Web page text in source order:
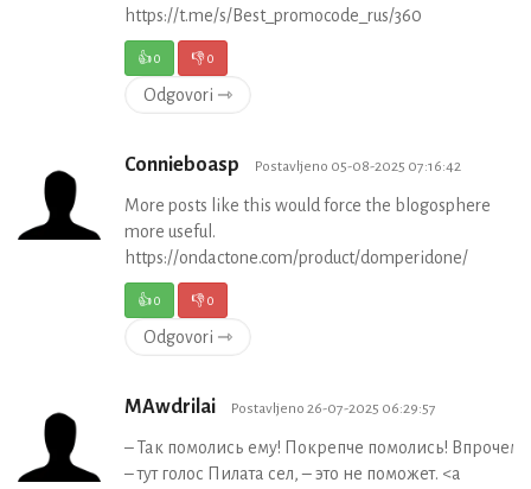
https://t.me/s/Best_promocode_rus/360
👍0 👎0
Odgovori ⇾
Connieboasp Postavljeno 05-08-2025 07:16:42
More posts like this would force the blogosphere
more useful.
https://ondactone.com/product/domperidone/
👍0 👎0
Odgovori ⇾
MAwdrilai Postavljeno 26-07-2025 06:29:57
– Так помолись ему! Покрепче помолись! Впрочем…
– тут голос Пилата сел, – это не поможет. <a